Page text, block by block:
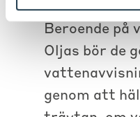
olja
Beroende på
Oljas bör de
genom att